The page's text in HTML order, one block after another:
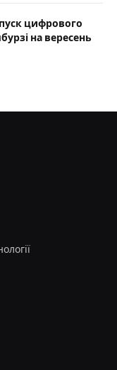
цифрового
на вересень